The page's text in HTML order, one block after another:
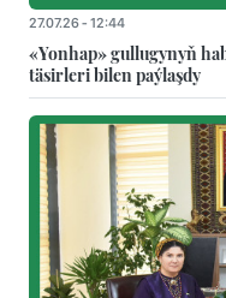
27.07.26 - 12:44
«Yonhap» gullugynyň
täsirleri bilen paýlaşdy